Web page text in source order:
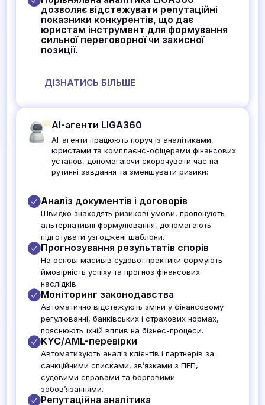
дозволяє відстежувати репутаційні
показники конкурентів, що дає
юристам інструмент для формування
сильної переговорної чи захисної
позиції.
ДІЗНАТИСЬ БІЛЬШЕ
AI-агенти LIGA360
AI-агенти працюють поруч із аналітиками,
юристами та комплаєнс-офіцерами фінансових
установ, допомагаючи скорочувати час на
рутинні завдання та зменшувати ризики:
Аналіз документів і договорів
Швидко знаходять ризикові умови, пропонують
альтернативні формулювання, допомагають
підготувати узгоджені шаблони.
Прогнозування результатів спорів
На основі масивів судової практики формують
ймовірність успіху та прогноз фінансових
наслідків.
Моніторинг законодавства
Автоматично відстежують зміни у фінансовому
регулюванні, банківських і страхових нормах,
пояснюють їхній вплив на бізнес-процеси.
KYC/AML-перевірки
Автоматизують аналіз клієнтів і партнерів за
санкційними списками, зв’язками з ПЕП,
судовими справами та борговими
зобов’язаннями.
Репутаційна аналітика